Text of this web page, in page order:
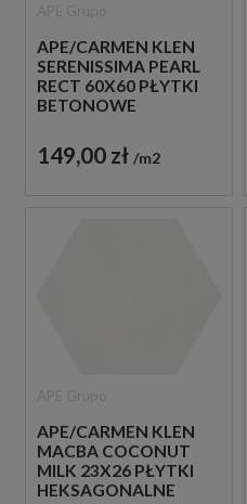
APE/CARMEN KLEN
SERENISSIMA PEARL
RECT 60X60 PŁYTKI
BETONOWE
149,00 zł m2
APE/CARMEN KLEN
MACBA COCONUT
MILK 23X26 PŁYTKI
HEKSAGONALNE